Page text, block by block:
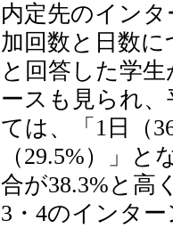
内定先のイン
加回数と日数に
と回答した学
ースも見られ
ては、「1日（
（29.5%）」
合が38.3%と高
3・4のインタ